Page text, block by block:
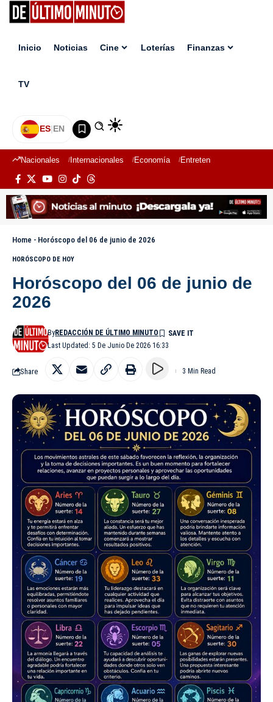
Inicio Noticias Cine Loterías Finanzas
TV
ES|EN
Nacionales Internacionales Economía Entretenimiento
Home - Horóscopo del 06 de junio de 2026
HORÓSCOPO DE HOY
Horóscopo del 06 de junio de
2026
Last Updated: 5 De Junio De 2026 16:33
ByREDACCIÓN DE ÚLTIMO MINUTO
Share 3 Min Read